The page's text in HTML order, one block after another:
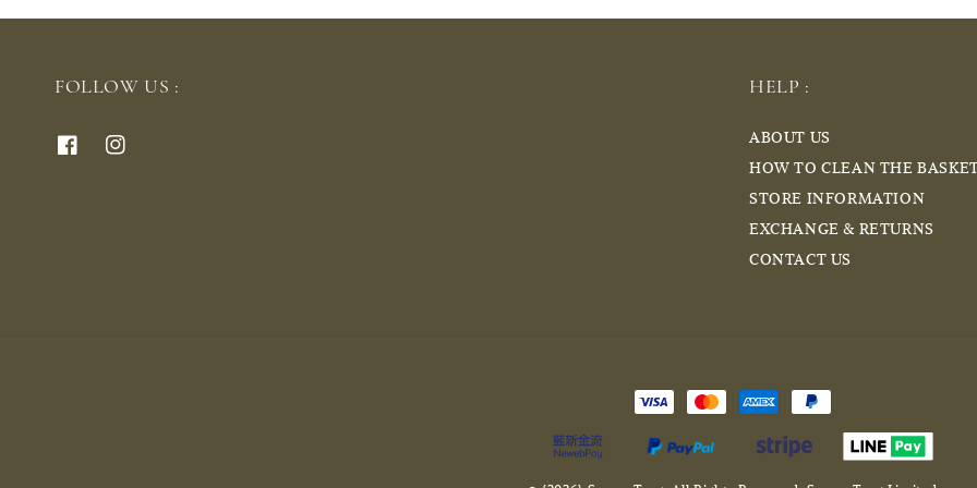
FOLLOW US : HELP :
ABOUT US
HOW TO CLEAN THE
STORE INFORMATION
EXCHANGE & RETURNS
CONTACT US